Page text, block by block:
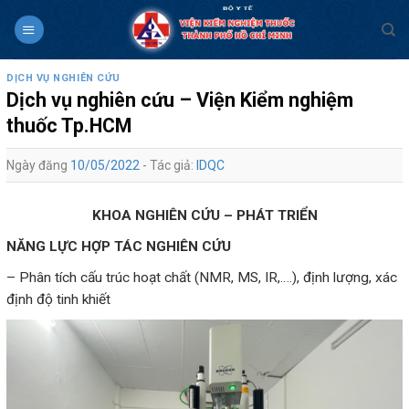
DỊCH VỤ NGHIÊN CỨU
Dịch vụ nghiên cứu – Viện Kiểm nghiệm
thuốc Tp.HCM
Ngày đăng 10/05/2022 - Tác giả: IDQC
KHOA NGHIÊN CỨU – PHÁT TRIỂN
NĂNG LỰC HỢP TÁC NGHIÊN CỨU
– Phân tích cấu trúc hoạt chất (NMR, MS, IR,….), định lượng, xác
định độ tinh khiết